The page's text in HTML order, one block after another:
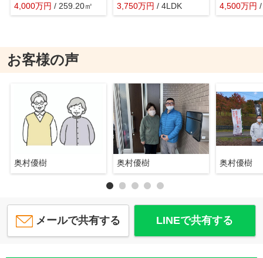
4,000万円 / 259.20㎡
3,750万円 / 4LDK
4,500万円
お客様の声
奥村優樹 奥村優樹 奥村優樹
メールで共有する LINEで共有する